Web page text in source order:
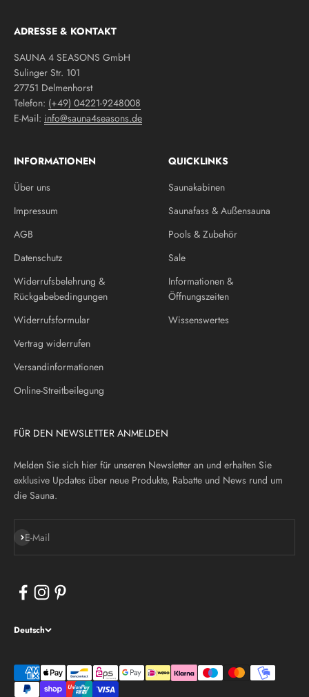
ADRESSE & KONTAKT
SAUNA 4 SEASONS GmbH
Sulinger Str. 101
27751 Delmenhorst
Telefon: (+49) 04221-9248008
E-Mail: info@sauna4seasons.de
INFORMATIONEN
Über uns
Impressum
AGB
Datenschutz
Widerrufsbelehrung &
Rückgabebedingungen
Widerrufsformular
Vertrag widerrufen
Versandinformationen
Online-Streitbeilegung
QUICKLINKS
Saunakabinen
Saunafass & Außensauna
Pools & Zubehör
Sale
Informationen &
Öffnungszeiten
Wissenswertes
FÜR DEN NEWSLETTER ANMELDEN
Melden Sie sich hier für unseren Newsletter an und erhalten Sie
exklusive Updates über neue Produkte, Rabatte und News rund um
die Sauna.
E-Mail
Abonnieren
Deutsch